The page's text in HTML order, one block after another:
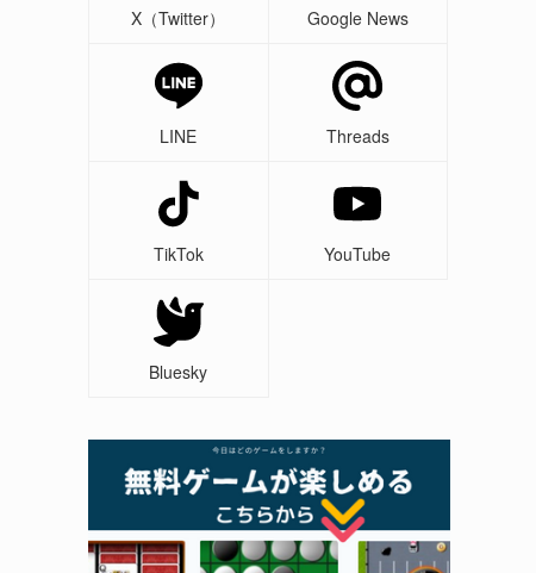
X（Twitter） Google News
LINE Threads
TikTok YouTube
Bluesky